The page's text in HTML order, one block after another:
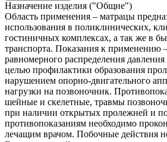
Назначение изделия ("Общие")
Область применения – матрацы
использования в поликлинических,
гостиничных комплексах, а так же в
транспорта. Показания к применению
равномерного распределения
целью профилактики образования
нарушением опорно-двигательного
нагрузки на позвоночник.
шейные и скелетные, травмы
при наличии открытых пролежней и
противопоказаниям необходимо
лечащим врачом. Побочные действия